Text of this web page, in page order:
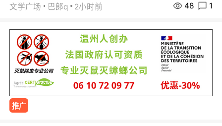
文学广场 巴郞q 2小时前 48 1
推广